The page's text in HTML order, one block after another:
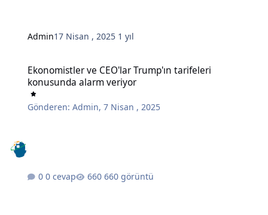
Admin17 Nisan , 2025 1 yıl
Ekonomistler ve CEO'lar Trump'ın tarifeleri
konusunda alarm veriyor
Gönderen:Admin,7 Nisan , 2025
0 cevap 660 görüntü